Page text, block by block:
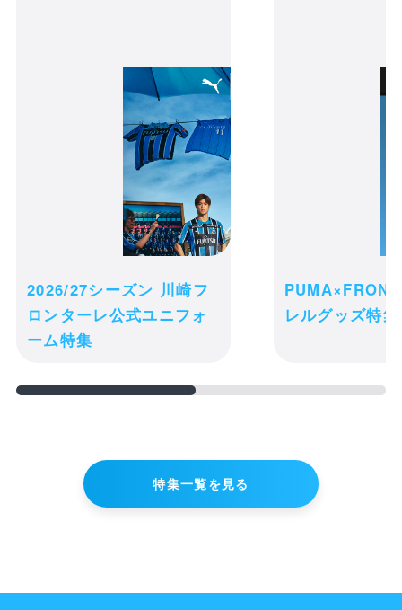
credit_card 決済情報
オル
カートの商品は現時点ではお客様のため
に確保されておりません。商品の在庫状
況によっては、カートに入れた後でも品
切れになる可能性がございます。
ご注文完了後の変更・キャンセル・返
品・交換は一切お受け出来ません。予め
2026/27シーズン 川崎フ
ロンターレ公式ユニフォ
ーム特集
レルグッズ特
特集一覧を見る